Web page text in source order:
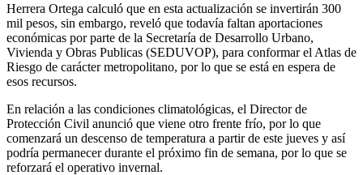
Herrera Ortega calculó que en esta actualización se invertirán 300
mil pesos, sin embargo, reveló que todavía faltan aportaciones
económicas por parte de la Secretaría de Desarrollo Urbano,
Vivienda y Obras Publicas (SEDUVOP), para conformar el Atlas de
Riesgo de carácter metropolitano, por lo que se está en espera de
esos recursos.
En relación a las condiciones climatológicas, el Director de
Protección Civil anunció que viene otro frente frío, por lo que
comenzará un descenso de temperatura a partir de este jueves y así
podría permanecer durante el próximo fin de semana, por lo que se
reforzará el operativo invernal.